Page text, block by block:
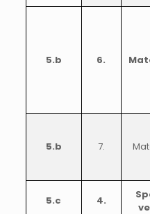
5.b 6.
5.b 7.
5.c 4.